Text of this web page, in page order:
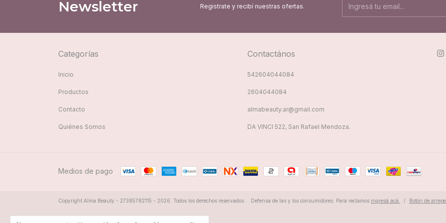
Newsletter Registrate y recibí nuestras ofertas.
Categorías
Inicio
Productos
Contacto
Quiénes Somos
Contactános
542604044084
2604044084
almabeauty.ar@gmail.com
DA VINCI 522, San Rafael Mendoza.
Medios de pago
Copyright Alma Beauty - 27385782115 - 2026. Todos los derechos reservados. Defensa de las y los consumidores. Para reclamos ingresá acá. / Botón de